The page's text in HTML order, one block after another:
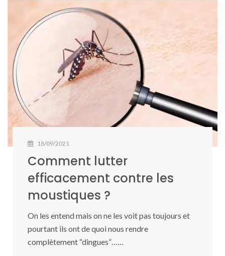
18/09/2021
Comment lutter
efficacement contre les
moustiques ?
On les entend mais on ne les voit pas toujours et
pourtant ils ont de quoi nous rendre
complètement “dingues”……